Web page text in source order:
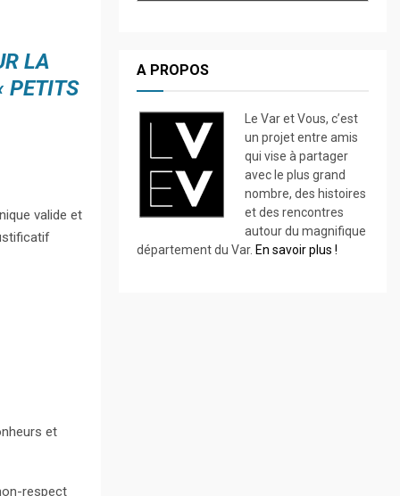
LA
PETITS
valide et
et
respect
A PROPOS
Le Var et Vous, c’est
un projet entre amis
qui vise à partager
avec le plus grand
nombre, des histoires
et des rencontres
autour du magnifique
département du Var. En savoir plus !